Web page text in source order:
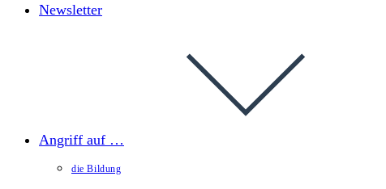
Newsletter
Angriff auf …
die Bildung